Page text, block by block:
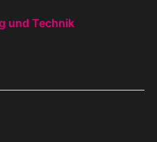
und Technik